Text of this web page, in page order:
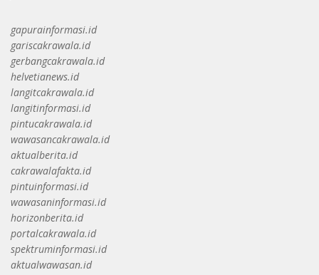
gapurainformasi.id
gariscakrawala.id
gerbangcakrawala.id
helvetianews.id
langitcakrawala.id
langitinformasi.id
pintucakrawala.id
wawasancakrawala.id
aktualberita.id
cakrawalafakta.id
pintuinformasi.id
wawasaninformasi.id
horizonberita.id
portalcakrawala.id
spektruminformasi.id
aktualwawasan.id